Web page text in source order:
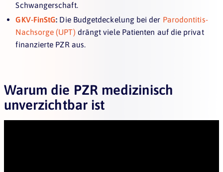
Schwangerschaft.
GKV-FinStG: Die Budgetdeckelung bei der Parodontitis-
Nachsorge (UPT) drängt viele Patienten auf die privat
finanzierte PZR aus.
Warum die PZR medizinisch
unverzichtbar ist